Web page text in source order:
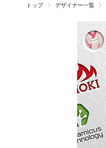
トップ デザイナー一覧